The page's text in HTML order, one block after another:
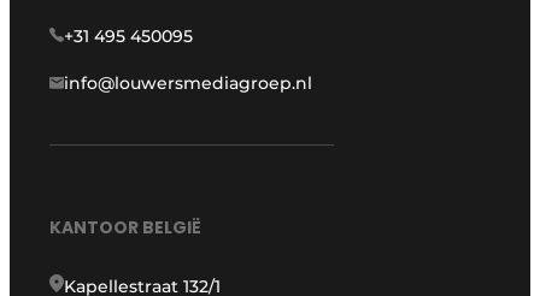
+31 495 450095
info@louwersmediagroep.nl
KANTOOR BELGIË
Kapellestraat 132/1